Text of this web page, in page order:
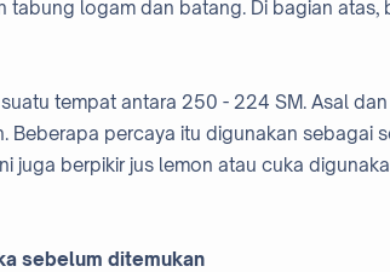
logam dan batang. Di bagian atas,
tempat antara 250 - 224 SM. Asal
Beberapa percaya itu digunakan sebagai
juga berpikir jus lemon atau cuka
sebelum ditemukan